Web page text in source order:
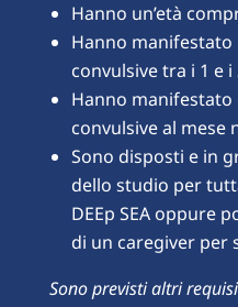
Hanno un’età
Hanno manifestato
convulsive tra i 1 e
Hanno manifestato
convulsive al mese
Sono disposti e in
dello studio per
DEEp SEA oppure
di un caregiver per
Sono previsti altri